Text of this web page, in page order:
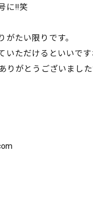
に‼️笑
たい限りです。
いただけるといいです
りがとうございました